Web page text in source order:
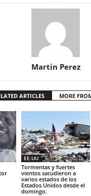
Martin Perez
ARTICLES MORE
EE.UU
Tormentas y fuertes
vientos sacudieron a
varios estados de los
Estados Unidos desde el
domingo.